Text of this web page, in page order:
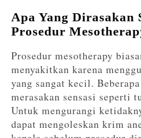
Apa Yang Dirasakan
Prosedur
Prosedur mesotherapy
menyakitkan karena
yang sangat kecil.
merasakan sensasi seperti
Untuk mengurangi
dapat mengoleskan krim